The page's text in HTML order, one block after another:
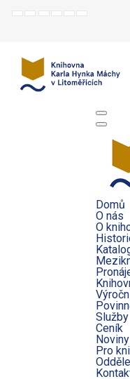
Default
Night
SetSetMakeSet
Domů
O nás
O
Služby
Ceník
Noviny
Pro